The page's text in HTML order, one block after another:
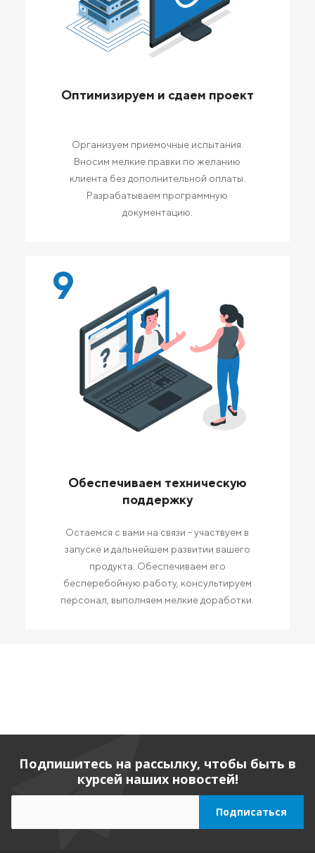
Оптимизируем и сдаем проект
Организуем приемочные испытания.
Вносим мелкие правки по желанию
клиента без дополнительной оплаты.
Разрабатываем программную
документацию.
9
Обеспечиваем техническую
поддержку
Остаемся с вами на связи - участвуем в
запуске и дальнейшем развитии вашего
продукта. Обеспечиваем его
бесперебойную работу, консультируем
персонал, выполняем мелкие доработки.
Подпишитесь на рассылку, чтобы быть в
курсей наших новостей!